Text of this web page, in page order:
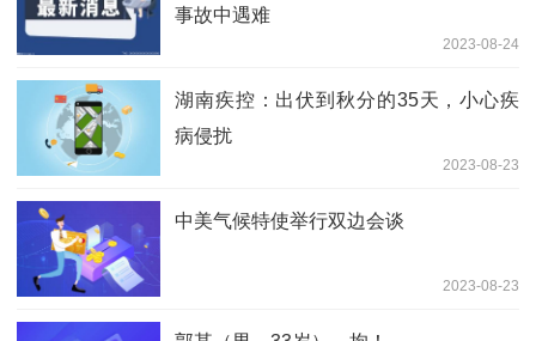
事故中遇难
2023-08-24
湖南疾控：出伏到秋分的35天，小心疾
病侵扰
2023-08-23
中美气候特使举行双边会谈
2023-08-23